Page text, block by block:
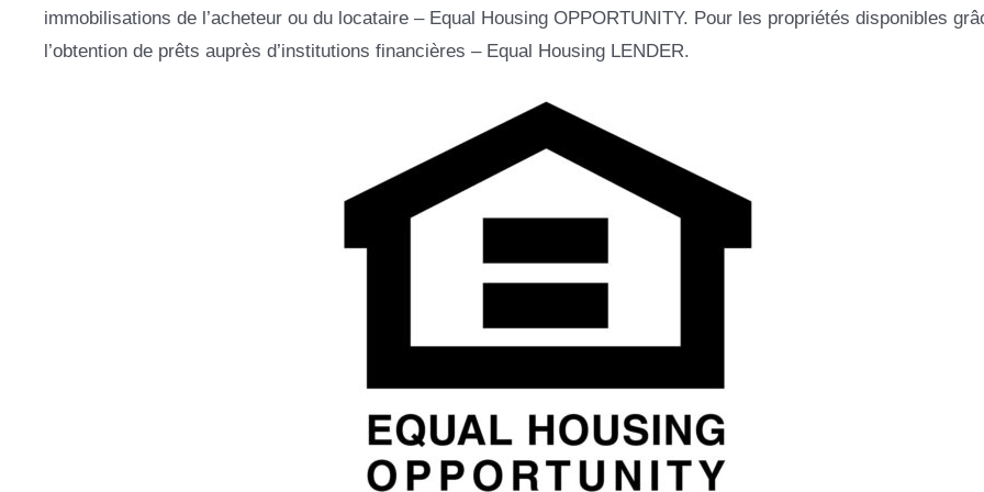
immobilisations de l’acheteur ou du locataire – Equal Housing OPPORTUNITY. Pour les propriétés disponibles
l’obtention de prêts auprès d’institutions financières – Equal Housing LENDER.